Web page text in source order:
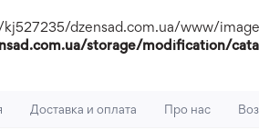
dzensad.com.ua/www/
storage/modification/
Доставка и оплата Про нас